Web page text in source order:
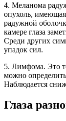
4. Меланома
опухоль,
радужной
камере глаза
Среди других
упадок сил.
5. Лимфома. Это
можно
Наблюдается
Глаза